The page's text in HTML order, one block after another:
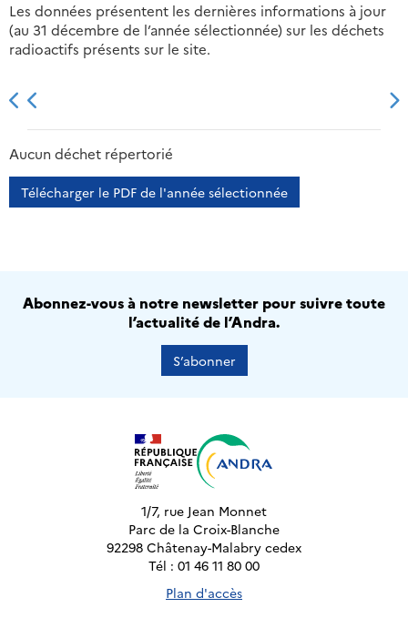
Les données présentent les dernières informations à jour
(au 31 décembre de l’année sélectionnée) sur les déchets
radioactifs présents sur le site.
2013 2014
Aucun déchet répertorié
Télécharger le PDF de l'année sélectionnée
Abonnez-vous à notre newsletter pour suivre toute
l’actualité de l’Andra.
S’abonner
1/7, rue Jean Monnet
Parc de la Croix-Blanche
92298 Châtenay-Malabry cedex
Tél : 01 46 11 80 00
Plan d'accès